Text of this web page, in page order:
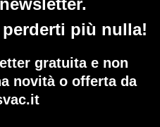
più nulla!
gratuita e non
novità o offerta da